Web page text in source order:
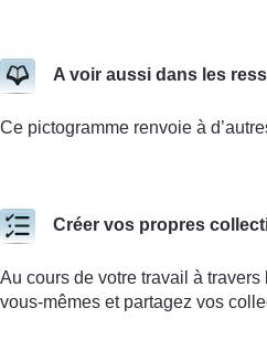
A voir aussi dans les
Ce pictogramme renvoie à
Créer vos propres
Au cours de votre travail à
vous-mêmes et partagez vos